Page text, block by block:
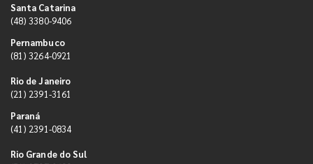
Santa Catarina
(48) 3380-9406
Pernambuco
(81) 3264-0921
Rio de Janeiro
(21) 2391-3161
Paraná
(41) 2391-0834
Rio Grande do Sul